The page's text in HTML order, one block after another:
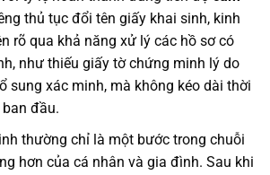
thủ tục đổi tên giấy khai sinh, kinh
rõ qua khả năng xử lý các hồ sơ có
như thiếu giấy tờ chứng minh lý do
sung xác minh, mà không kéo dài thời
đầu.
thường chỉ là một bước trong chuỗi
hơn của cá nhân và gia đình. Sau khi